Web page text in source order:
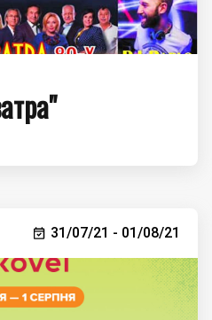
31/07/21 - 01/08/21